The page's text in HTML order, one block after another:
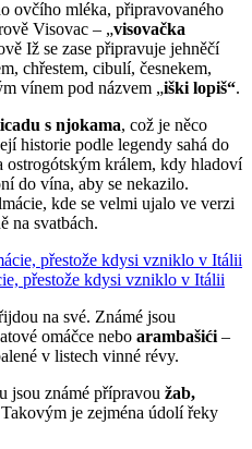
ovčího mléka, připravovaného
Visovac – „visovačka
Iž se zase připravuje jehněčí
chřestem, cibulí, česnekem,
vínem pod názvem „iški lopiš“.
s njokama, což je něco
historie podle legendy sahá do
ostrogótským králem, kdy hladoví
do vína, aby se nekazilo.
kde se velmi ujalo ve verzi
na svatbách.
přestože kdysi vzniklo v Itálii
na své. Známé jsou
omáčce nebo arambašići –
v listech vinné révy.
jsou známé přípravou žab,
je zejména údolí řeky